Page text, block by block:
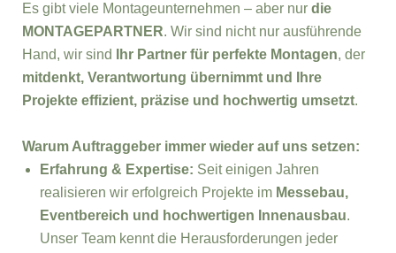
Es gibt viele Montageunternehmen – aber nur die
MONTAGEPARTNER. Wir sind nicht nur ausführende
Hand, wir sind
Ihr Partner für perfekte Montagen, der
mitdenkt, Verantwortung übernimmt und Ihre
Projekte effizient, präzise und hochwertig umsetzt.
Warum Auftraggeber immer wieder auf uns setzen:
Erfahrung & Expertise: Seit einigen Jahren
realisieren wir erfolgreich Projekte im Messebau,
Eventbereich und hochwertigen Innenausbau.
Unser Team kennt die Herausforderungen jeder